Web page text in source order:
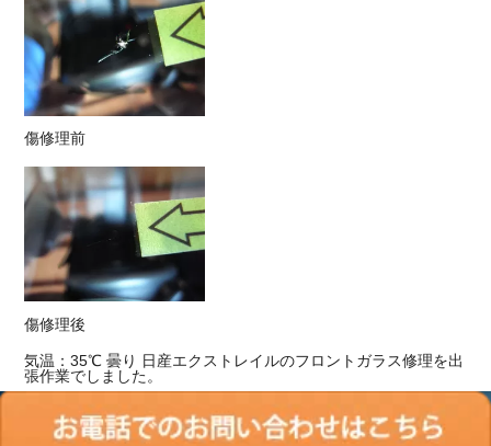
傷修理前
傷修理後
気温：35℃ 曇り 日産エクストレイルのフロントガラス修理を出
張作業でしました。